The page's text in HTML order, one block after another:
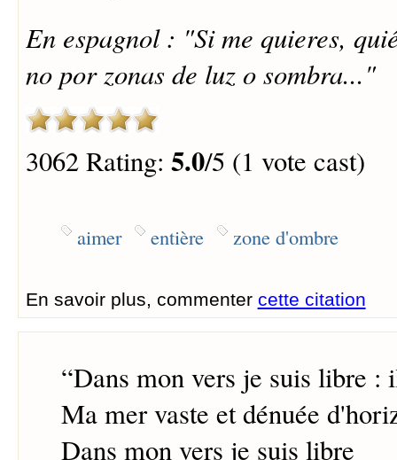
En espagnol : "Si me quieres,
no por zonas de luz o sombra..."
3062 Rating: 5.0/5 (1 vote cast)
aimer entière zone d'ombre
En savoir plus, commenter cette citation
“Dans mon vers je suis libre :
Ma mer vaste et dénuée
Dans mon vers je suis libre